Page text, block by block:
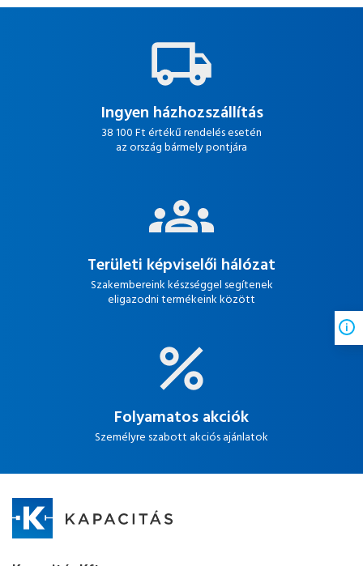
Ingyen házhozszállítás
38 100 Ft értékű rendelés esetén
az ország bármely pontjára
Területi képviselői hálózat
Szakembereink készséggel segítenek
eligazodni termékeink között
Folyamatos akciók
Személyre szabott akciós ajánlatok